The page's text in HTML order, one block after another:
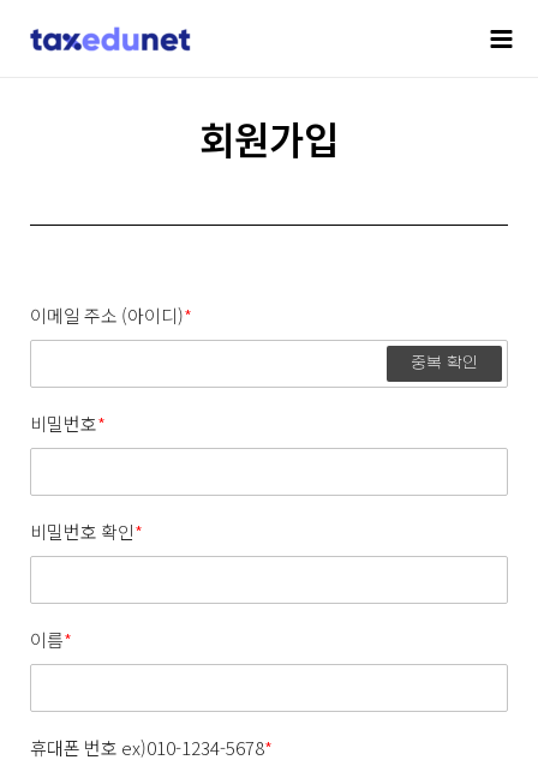
회원가입
이메일 주소 (아이디)*
중복 확인
비밀번호*
비밀번호 확인*
이름*
휴대폰 번호 ex)010-1234-5678*